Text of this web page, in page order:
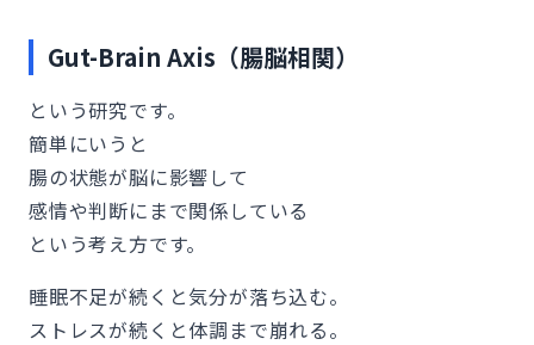
Gut-Brain Axis（腸脳相関）
という研究です。
簡単にいうと
腸の状態が脳に影響して
感情や判断にまで関係している
という考え方です。
睡眠不足が続くと気分が落ち込む。
ストレスが続くと体調まで崩れる。